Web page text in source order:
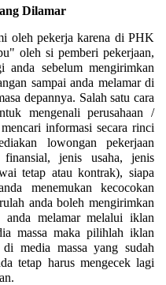
Dilamar
oleh pekerja karena di PHK
oleh si pemberi pekerjaan,
anda sebelum mengirimkan
sampai anda melamar di
depannya. Salah satu cara
mengenali perusahaan /
informasi secara rinci
lowongan pekerjaan
finansial, jenis usaha, jenis
tetap atau kontrak), siapa
menemukan kecocokan
anda boleh mengirimkan
melamar melalui iklan
massa maka pilihlah iklan
media massa yang sudah
tetap harus mengecek lagi